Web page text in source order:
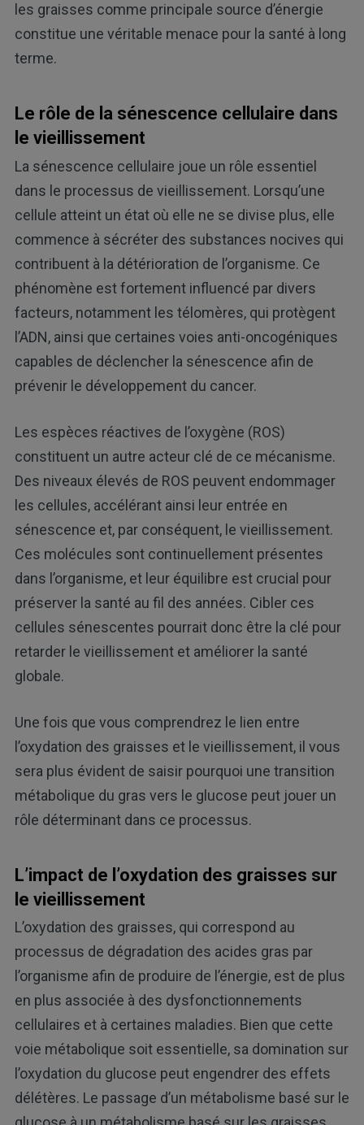
les graisses comme principale source d’énergie
constitue une véritable menace pour la santé à long
terme.
Le rôle de la sénescence cellulaire dans
le vieillissement
La sénescence cellulaire joue un rôle essentiel
dans le processus de vieillissement. Lorsqu’une
cellule atteint un état où elle ne se divise plus, elle
commence à sécréter des substances nocives qui
contribuent à la détérioration de l’organisme. Ce
phénomène est fortement influencé par divers
facteurs, notamment les télomères, qui protègent
l’ADN, ainsi que certaines voies anti-oncogéniques
capables de déclencher la sénescence afin de
prévenir le développement du cancer.
Les espèces réactives de l’oxygène (ROS)
constituent un autre acteur clé de ce mécanisme.
Des niveaux élevés de ROS peuvent endommager
les cellules, accélérant ainsi leur entrée en
sénescence et, par conséquent, le vieillissement.
Ces molécules sont continuellement présentes
dans l’organisme, et leur équilibre est crucial pour
préserver la santé au fil des années. Cibler ces
cellules sénescentes pourrait donc être la clé pour
retarder le vieillissement et améliorer la santé
globale.
Une fois que vous comprendrez le lien entre
l’oxydation des graisses et le vieillissement, il vous
sera plus évident de saisir pourquoi une transition
métabolique du gras vers le glucose peut jouer un
rôle déterminant dans ce processus.
L’impact de l’oxydation des graisses sur
le vieillissement
L’oxydation des graisses, qui correspond au
processus de dégradation des acides gras par
l’organisme afin de produire de l’énergie, est de plus
en plus associée à des dysfonctionnements
cellulaires et à certaines maladies. Bien que cette
voie métabolique soit essentielle, sa domination sur
l’oxydation du glucose peut engendrer des effets
délétères. Le passage d’un métabolisme basé sur le